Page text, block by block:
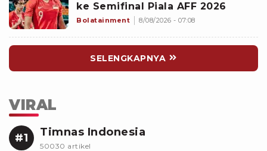
ke Semifinal Piala AFF 2026
Bolatainment 8/08/2026 - 07:08
SELENGKAPNYA
VIRAL
#1 Timnas Indonesia
50030 artikel